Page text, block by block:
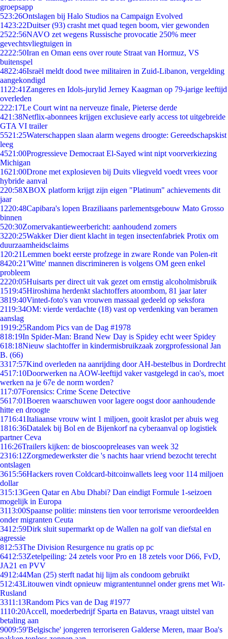
groepsapp
523:26Ontslagen bij Halo Studios na Campaign Evolved
1423:22Duitser (93) crasht met quad tegen boom, vier gewonden
2522:56NAVO zet wegens Russische provocatie 250% meer
gevechtsvliegtuigen in
2222:50Iran en Oman eens over route Straat van Hormuz, VS
buitenspel
4822:46Israël meldt dood twee militairen in Zuid-Libanon, vergelding
aangekondigd
11 22:41 Zangeres en Idols-jurylid Jerney Kaagman op 79-jarige leeftijd
overleden
222:17Le Court wint na nerveuze finale, Pieterse derde
421:38Netflix-abonnees krijgen exclusieve early access tot uitgebreide
GTA VI trailer
5521:25Waterschappen slaan alarm wegens droogte: Gereedschapskist
leeg
4521:00Progressieve Democraat El-Sayed wint nipt voorverkiezing
Michigan
1621:00Drone met explosieven bij Duits vliegveld voedt vrees voor
hybride aanval
220:58XBOX platform krijgt zijn eigen "Platinum" achievements dit
jaar
1220:48Capibara's lopen Braziliaans parlementsgebouw Mato Grosso
binnen
520:30Zomervakantieweerbericht: aanhoudend zomers
3220:25Wakker Dier dient klacht in tegen insectenfabriek Protix om
duurzaamheidsclaims
1 20:21Lemmen boekt eerste profzege in zware Ronde van Polen-rit
8420:21'Witte' mannen discrimineren is volgens OM geen enkel
probleem
2220:05Huisarts per direct uit vak gezet om ernstig alcoholmisbruik
1519:45Hiroshima herdenkt slachtoffers atoombom, 81 jaar later
3819:40Vinted-foto's van vrouwen massaal gedeeld op seksfora
2119:34OM: vierde verdachte (18) vast op verdenking van beramen
aanslag
1919:25Random Pics van de Dag #1978
818:19In Spider-Man: Brand New Day is Spidey echt weer Spidey
618:18Nieuw slachtoffer in kindermisbruikzaak zorgprofessional Jan
B. (66)
3317:57Kind overleden na aanrijding door AH-bestelbus in Dordrecht
4517:10Doorwerken na AOW-leeftijd vaker vastgelegd in cao's, moet
werken na je 67e de norm worden?
117:07Forensics: Crime Scene Detective
5617:01Boeren waarschuwen voor lagere oogst door aanhoudende
hitte en droogte
1716:41Italiaanse vrouw wint 1 miljoen, gooit kraslot per abuis weg
1816:36Datalek bij Bol en de Bijenkorf na cyberaanval op logistiek
partner Ceva
116:26Trailers kijken: de bioscoopreleases van week 32
2316:12Zorgmedewerkster die 's nachts haar vriend bezocht terecht
ontslagen
3615:56Hackers roven Coldcard-bitcoinwallets leeg voor 114 miljoen
dollar
315:13Geen Qatar en Abu Dhabi? Dan eindigt Formule 1-seizoen
mogelijk in Europa
3113:00Spaanse politie: minstens tien voor terrorisme veroordeelden
onder migranten Ceuta
3412:59Dirk sluit supermarkt op de Wallen na golf van diefstal en
agressie
812:53The Division Resurgence nu gratis op pc
6412:53Zetelpeiling: 24 zetels voor Pro en 18 zetels voor D66, FvD,
JA21 en PVV
4912:44Man (25) sterft nadat hij lijm als condoom gebruikt
512:43Litouwen vindt opnieuw migrantentunnel onder grens met Wit-
Rusland
3311:13Random Pics van de Dag #1977
1110:20Accell, moederbedrijf Sparta en Batavus, vraagt uitstel van
betaling aan
9009:59'Belgische' jongeren terroriseren Galderse Meren, maar Boa's